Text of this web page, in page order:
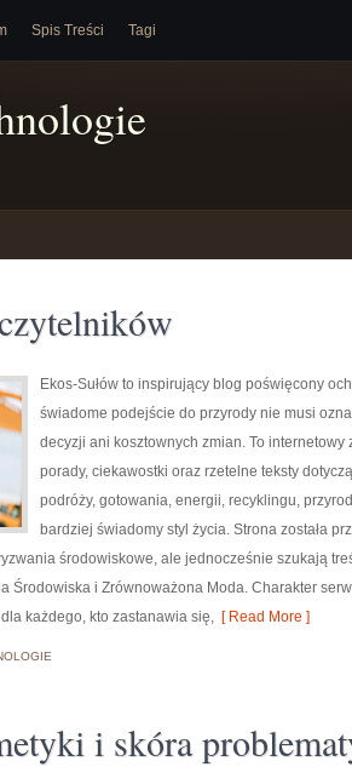
Spis Treści Tagi
Ekos-Sułów to inspirujący blog poświęcony
świadome podejście do przyrody nie musi
decyzji ani kosztownych zmian. To
porady, ciekawostki oraz rzetelne teksty
podróży, gotowania, energii, recyklingu,
bardziej świadomy styl życia. Strona została
środowiskowe, ale jednocześnie szukają
Środowiska i Zrównoważona Moda. Charakter
każdego, kto zastanawia się, [ Read More ]
i skóra